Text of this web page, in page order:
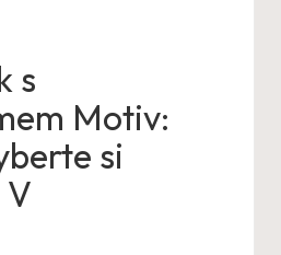
s
Motiv:
si
V